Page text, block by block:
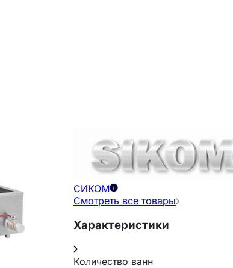
СИКОМ
Смотреть все товары
Характеристики
Количество ванн